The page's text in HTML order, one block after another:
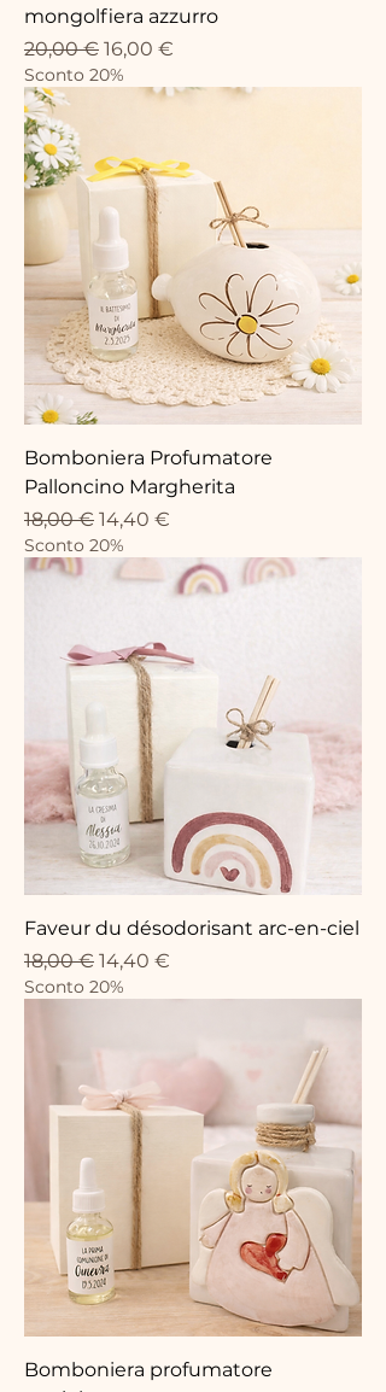
mongolfiera azzurro
Prix original
20,00 € Prix promotionnel
16,00 €
Sconto 20%
Bomboniera Profumatore
Palloncino Margherita
Prix original
18,00 € Prix promotionnel
14,40 €
Sconto 20%
Faveur du désodorisant arc-en-ciel
Prix original
18,00 € Prix promotionnel
14,40 €
Sconto 20%
Bomboniera profumatore